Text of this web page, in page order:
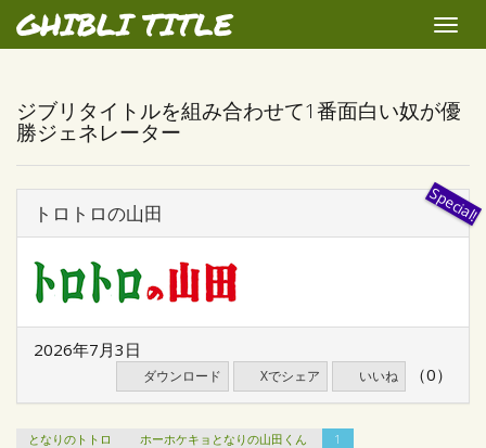
GHIBLI TITLE
Toggle
ジブリタイトルを組み合わせて1番面白い奴が優
勝ジェネレーター
トロトロの山田
2026年7月3日
ダウンロード Xでシェア いいね （0）
となりのトトロ ホーホケキョとなりの山田くん 1